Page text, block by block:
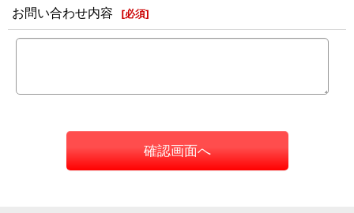
お問い合わせ内容 [必須]
確認画面へ